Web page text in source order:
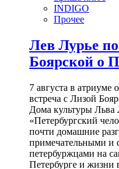
INDIGO
Прочее
Лев Лурье
Боярской о
7 августа в атриуме
встреча с Лизой
Дома культуры
«Петербургский
почти домашние
примечательными и
петербуржцами на
Петербурге и жизни